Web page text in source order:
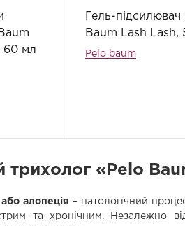
60 мл
Гель-
Baum Lash Lash,
Pelo baum
трихолог «Pelo
алопеція – патологічний
та хронічним. Незалежно